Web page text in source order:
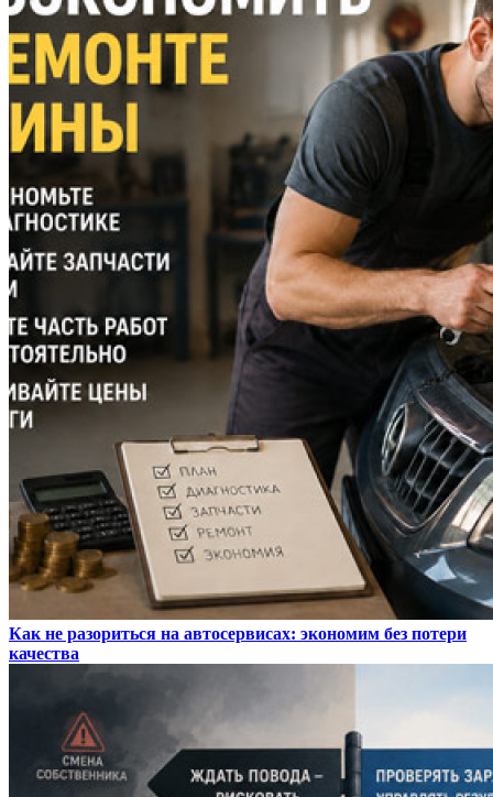
Как не разориться на автосервисах: экономим без потери
качества